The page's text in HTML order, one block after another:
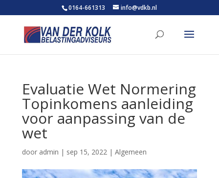
0164-661313 info@vdkb.nl
Evaluatie Wet Normering
Topinkomens aanleiding
voor aanpassing van de
wet
door admin | sep 15, 2022| Algemeen